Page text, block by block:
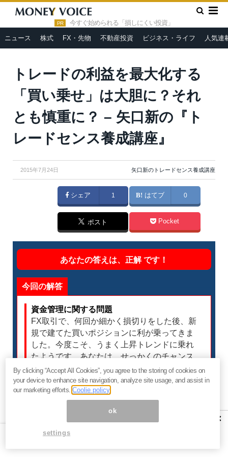
PR 今すぐ始められる「損しにくい投資」
ニュース 株式 FX・先物 不動産投資 ビジネス・ライフ 人気連
HOME » 人気連載 »
ト
レードの利益を最大化する「買い乗せ」は大胆に？それとも慎重
トレードの利益を最大化する
「買い乗せ」は大胆に？それ
とも慎重に？ – 矢口新の『ト
レードセンス養成講座』
2015年7月24日 矢口新のトレードセンス養成講座
シェア 1 はてブ 0
ポスト Pocket
あなたの答えは、正解 です！
今回の解答
資金管理に関する問題
FX取引で、何回か細かく損切りをした後、新
規で建てた買いポジションに利が乗ってきま
した。今度こそ、うまく上昇トレンドに乗れ
たようです。あなたは、せっかくのチャンス
を生かすため、「買い乗せ」で利益を最大化
したいと考えました。その際に正しい方針は
どれでしょうか？
×
By clicking “Accept All Cookies”, you agree to the storing of cookies on
your device to enhance site navigation, analyze site usage, and assist in
our marketing efforts.Coolie policy
ok
settings